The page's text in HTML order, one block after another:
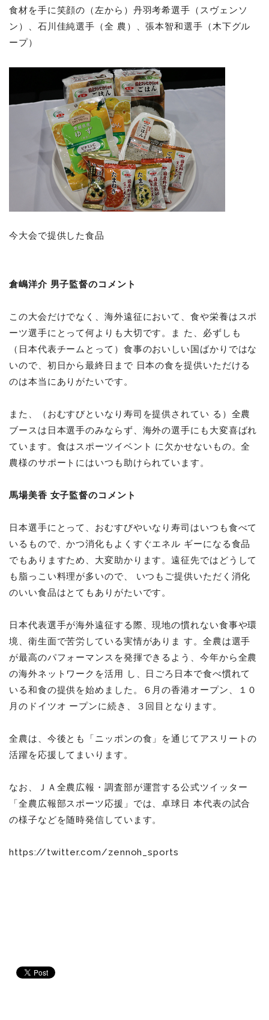
食材を手に笑顔の（左から）丹羽考希選手（スヴェンソ
ン）、石川佳純選手（全 農）、張本智和選手（木下グル
ープ）
今大会で提供した食品
倉嶋洋介 男子監督のコメント
この大会だけでなく、海外遠征において、食や栄養はスポ
ーツ選手にとって何よりも大切です。ま た、必ずしも
（日本代表チームとって）食事のおいしい国ばかりではな
いので、初日から最終日まで 日本の食を提供いただける
のは本当にありがたいです。
また、（おむすびといなり寿司を提供されてい る）全農
ブースは日本選手のみならず、海外の選手にも大変喜ばれ
ています。食はスポーツイベント に欠かせないもの。全
農様のサポートにはいつも助けられています。
馬場美香 女子監督のコメント
日本選手にとって、おむすびやいなり寿司はいつも食べて
いるもので、かつ消化もよくすぐエネル ギーになる食品
でもありますため、大変助かります。遠征先ではどうして
も脂っこい料理が多いので、 いつもご提供いただく消化
のいい食品はとてもありがたいです。
日本代表選手が海外遠征する際、現地の慣れない食事や環
境、衛生面で苦労している実情がありま す。全農は選手
が最高のパフォーマンスを発揮できるよう、今年から全農
の海外ネットワークを活用 し、日ごろ日本で食べ慣れて
いる和食の提供を始めました。６月の香港オープン、１０
月のドイツオ ープンに続き、３回目となります。
全農は、今後とも「ニッポンの食」を通じてアスリートの
活躍を応援してまいります。
なお、ＪＡ全農広報・調査部が運営する公式ツイッター
「全農広報部スポーツ応援」では、卓球日 本代表の試合
の様子などを随時発信しています。
https://twitter.com/zennoh_sports